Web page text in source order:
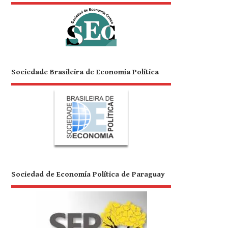
Sociedade Brasileira de Economia Política
Sociedad de Economía Política de Paraguay